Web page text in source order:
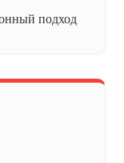
подход